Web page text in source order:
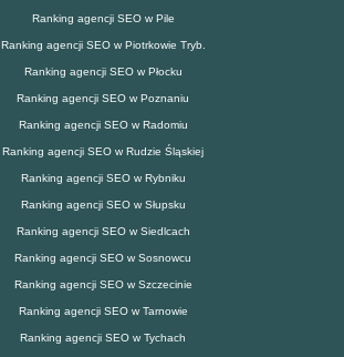
Ranking agencji SEO w Pile
Ranking agencji SEO w Piotrkowie Tryb.
Ranking agencji SEO w Płocku
Ranking agencji SEO w Poznaniu
Ranking agencji SEO w Radomiu
Ranking agencji SEO w Rudzie Śląskiej
Ranking agencji SEO w Rybniku
Ranking agencji SEO w Słupsku
Ranking agencji SEO w Siedlcach
Ranking agencji SEO w Sosnowcu
Ranking agencji SEO w Szczecinie
Ranking agencji SEO w Tarnowie
Ranking agencji SEO w Tychach